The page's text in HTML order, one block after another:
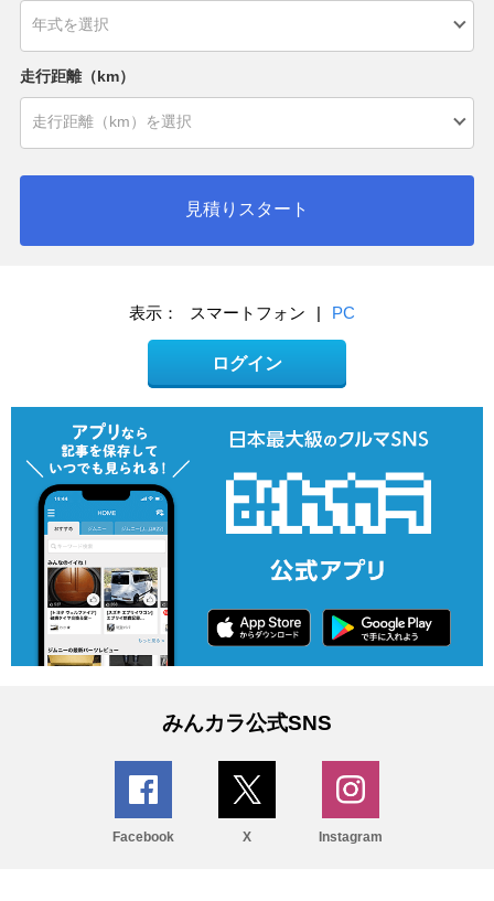
走行距離（km）
見積りスタート
表示： スマートフォン | PC
ログイン
みんカラ公式SNS
Facebook X Instagram